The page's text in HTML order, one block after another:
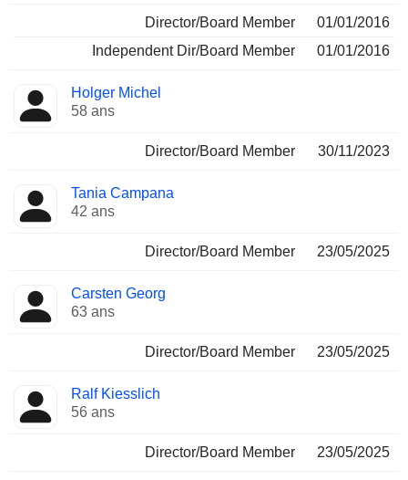
Director/Board Member
01/01/2016
Independent Dir/Board Member
01/01/2016
Holger Michel
58 ans
Director/Board Member 30/11/2023
Tania Campana
42 ans
Director/Board Member 23/05/2025
Carsten Georg
63 ans
Director/Board Member 23/05/2025
Ralf Kiesslich
56 ans
Director/Board Member 23/05/2025